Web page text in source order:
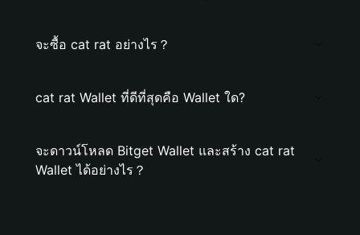
จะซื้อ cat rat อย่างไร？
cat rat Wallet ที่ดีที่สุดคือ Wallet ใด?
จะดาวน์โหลด Bitget Wallet และสร้าง cat rat
Wallet ได้อย่างไร？